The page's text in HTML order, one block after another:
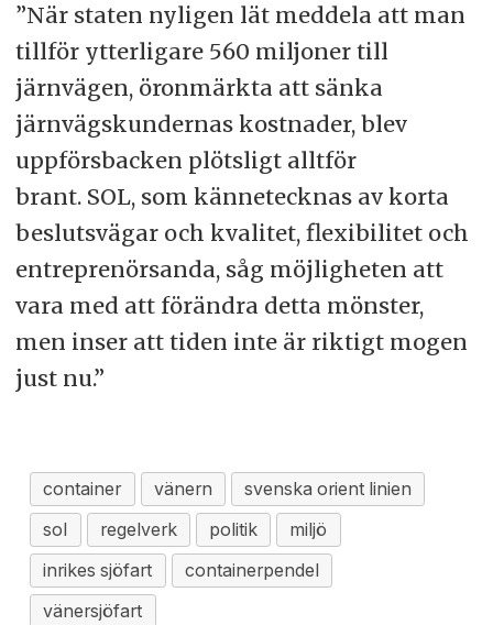
”När staten nyligen lät meddela att man
tillför ytterligare 560 miljoner till
järnvägen, öronmärkta att sänka
järnvägskundernas kostnader, blev
uppförsbacken plötsligt alltför
brant. SOL, som kännetecknas av korta
beslutsvägar och kvalitet, flexibilitet och
entreprenörsanda, såg möjligheten att
vara med att förändra detta mönster,
men inser att tiden inte är riktigt mogen
just nu.”
container vänern
svenska orient linien
sol
regelverk politik
miljö
inrikes sjöfart
containerpendel
vänersjöfart